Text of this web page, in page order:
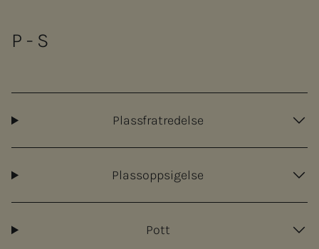
P - S
Plassfratredelse
Plassoppsigelse
Pott